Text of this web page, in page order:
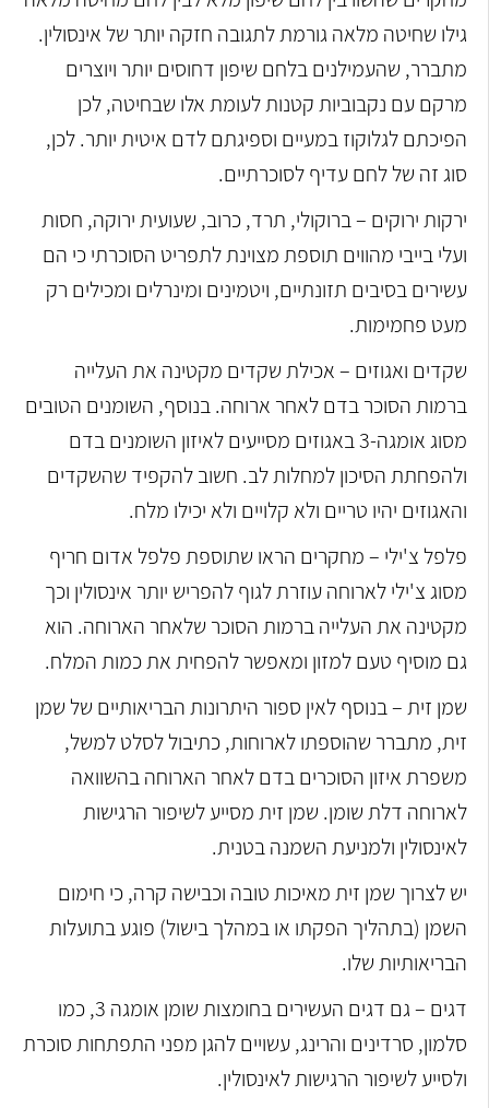
גילו שחיטה מלאה גורמת לתגובה חזקה יותר של אינסולין.
מתברר, שהעמילנים בלחם שיפון דחוסים יותר ויוצרים
מרקם עם נקבוביות קטנות לעומת אלו שבחיטה, לכן
הפיכתם לגלוקוז במעיים וספיגתם לדם איטית יותר. לכן,
סוג זה של לחם עדיף לסוכרתיים.
ירקות ירוקים – ברוקולי, תרד, כרוב, שעועית ירוקה, חסות
ועלי בייבי מהווים תוספת מצוינת לתפריט הסוכרתי כי הם
עשירים בסיבים תזונתיים, ויטמינים ומינרלים ומכילים רק
מעט פחמימות.
שקדים ואגוזים – אכילת שקדים מקטינה את העלייה
ברמות הסוכר בדם לאחר ארוחה. בנוסף, השומנים הטובים
מסוג אומגה-3 באגוזים מסייעים לאיזון השומנים בדם
ולהפחתת הסיכון למחלות לב. חשוב להקפיד שהשקדים
והאגוזים יהיו טריים ולא קלויים ולא יכילו מלח.
פלפל צ'ילי – מחקרים הראו שתוספת פלפל אדום חריף
מסוג צ'ילי לארוחה עוזרת לגוף להפריש יותר אינסולין וכך
מקטינה את העלייה ברמות הסוכר שלאחר הארוחה. הוא
גם מוסיף טעם למזון ומאפשר להפחית את כמות המלח.
שמן זית – בנוסף לאין ספור היתרונות הבריאותיים של שמן
זית, מתברר שהוספתו לארוחות, כתיבול לסלט למשל,
משפרת איזון הסוכרים בדם לאחר הארוחה בהשוואה
לארוחה דלת שומן. שמן זית מסייע לשיפור הרגישות
לאינסולין ולמניעת השמנה בטנית.
יש לצרוך שמן זית מאיכות טובה וכבישה קרה, כי חימום
השמן (בתהליך הפקתו או במהלך בישול) פוגע בתועלות
הבריאותיות שלו.
דגים – גם דגים העשירים בחומצות שומן אומגה 3, כמו
סלמון, סרדינים והרינג, עשויים להגן מפני התפתחות סוכרת
ולסייע לשיפור הרגישות לאינסולין.